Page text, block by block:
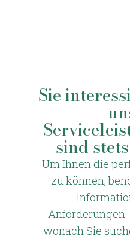
Sie
sind
Um Ihnen die
zu können,
Anforderungen.
wonach Sie